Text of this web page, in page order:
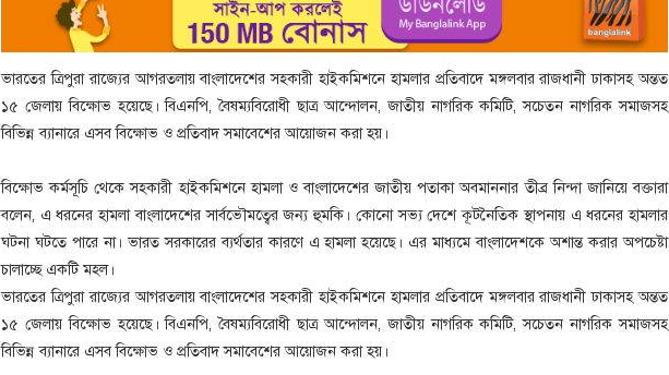
ভারতের ত্রিপুরা রাজ্যের আগরতলায় বাংলাদেশের সহকারী হাইকমিশনে হামলার প্রতিবাদে মঙ্গলবার রাজধানী ঢাকাসহ অন্তত
১৫ জেলায় বিক্ষোভ হয়েছে। বিএনপি, বৈষম্যবিরোধী ছাত্র আন্দোলন, জাতীয় নাগরিক কমিটি, সচেতন নাগরিক সমাজসহ
বিভিন্ন ব্যানারে এসব বিক্ষোভ ও প্রতিবাদ সমাবেশের আয়োজন করা হয়।
বিক্ষোভ কর্মসূচি থেকে সহকারী হাইকমিশনে হামলা ও বাংলাদেশের জাতীয় পতাকা অবমাননার তীব্র নিন্দা জানিয়ে বক্তারা
বলেন, এ ধরনের হামলা বাংলাদেশের সার্বভৌমত্বের জন্য হুমকি। কোনো সভ্য দেশে কূটনৈতিক স্থাপনায় এ ধরনের হামলার
ঘটনা ঘটতে পারে না। ভারত সরকারের ব্যর্থতার কারণে এ হামলা হয়েছে। এর মাধ্যমে বাংলাদেশকে অশান্ত করার অপচেষ্টা
চালাচ্ছে একটি মহল।
ভারতের ত্রিপুরা রাজ্যের আগরতলায় বাংলাদেশের সহকারী হাইকমিশনে হামলার প্রতিবাদে মঙ্গলবার রাজধানী ঢাকাসহ অন্তত
১৫ জেলায় বিক্ষোভ হয়েছে। বিএনপি, বৈষম্যবিরোধী ছাত্র আন্দোলন, জাতীয় নাগরিক কমিটি, সচেতন নাগরিক সমাজসহ
বিভিন্ন ব্যানারে এসব বিক্ষোভ ও প্রতিবাদ সমাবেশের আয়োজন করা হয়।